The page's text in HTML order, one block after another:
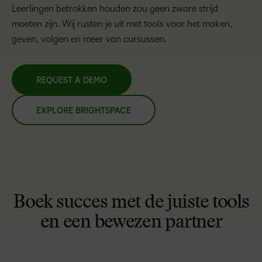
Leerlingen betrokken houden zou geen zware strijd
moeten zijn. Wij rusten je uit met tools voor het maken,
geven, volgen en meer van cursussen.
REQUEST A DEMO
EXPLORE BRIGHTSPACE
Boek succes met de juiste tools
en een bewezen partner